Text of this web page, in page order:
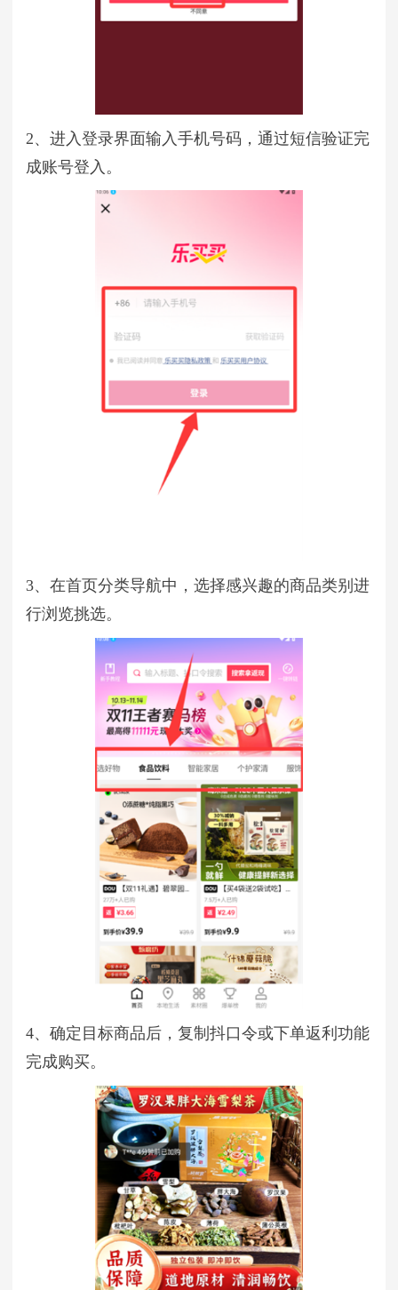
2、进入登录界面输入手机号码，通过短信验证完
成账号登入。
3、在首页分类导航中，选择感兴趣的商品类别进
行浏览挑选。
4、确定目标商品后，复制抖口令或下单返利功能
完成购买。